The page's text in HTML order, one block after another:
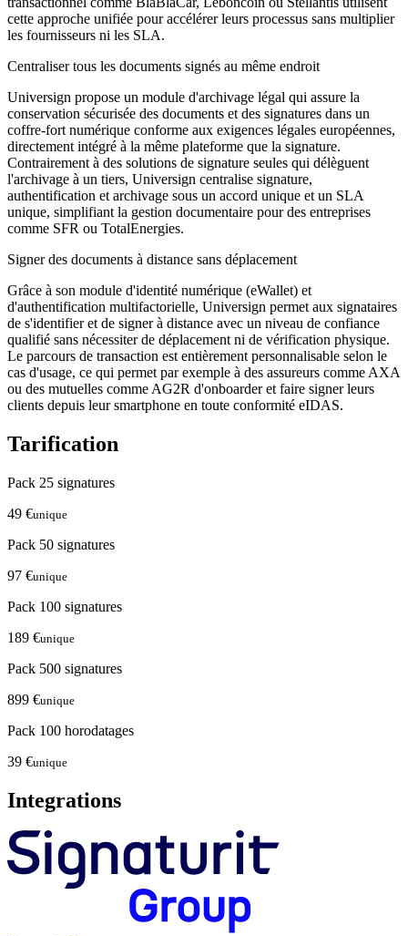
cette approche unifiée pour accélérer leurs processus sans multiplier
les fournisseurs ni les SLA.
Centraliser tous les documents signés au même endroit
Universign propose un module d'archivage légal qui assure la
conservation sécurisée des documents et des signatures dans un
coffre-fort numérique conforme aux exigences légales européennes,
directement intégré à la même plateforme que la signature.
Contrairement à des solutions de signature seules qui délèguent
l'archivage à un tiers, Universign centralise signature,
authentification et archivage sous un accord unique et un SLA
unique, simplifiant la gestion documentaire pour des entreprises
comme SFR ou TotalEnergies.
Signer des documents à distance sans déplacement
Grâce à son module d'identité numérique (eWallet) et
d'authentification multifactorielle, Universign permet aux signataires
de s'identifier et de signer à distance avec un niveau de confiance
qualifié sans nécessiter de déplacement ni de vérification physique.
Le parcours de transaction est entièrement personnalisable selon le
cas d'usage, ce qui permet par exemple à des assureurs comme AXA
ou des mutuelles comme AG2R d'onboarder et faire signer leurs
clients depuis leur smartphone en toute conformité eIDAS.
Tarification
Pack 25 signatures
49 €unique
Pack 50 signatures
97 €unique
Pack 100 signatures
189 €unique
Pack 500 signatures
899 €unique
Pack 100 horodatages
39 €unique
Integrations